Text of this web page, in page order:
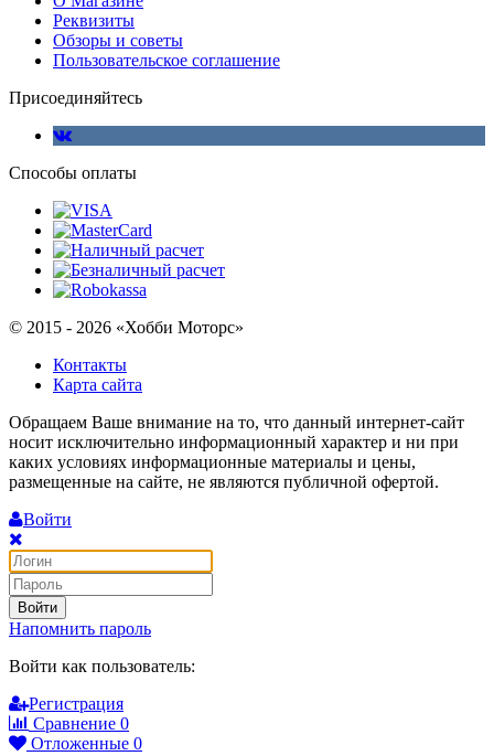
Реквизиты
Обзоры и советы
Пользовательское соглашение
Присоединяйтесь
Способы оплаты
© 2015 - 2026 «Хобби Моторс»
Контакты
Карта сайта
Обращаем Ваше внимание на то, что данный интернет-сайт
носит исключительно информационный характер и ни при
каких условиях информационные материалы и цены,
размещенные на сайте, не являются публичной офертой.
Войти
Войти
Напомнить пароль
Войти как пользователь:
Регистрация
Сравнение 0
Отложенные 0